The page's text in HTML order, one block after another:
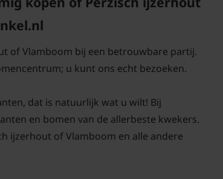
verschijnt, sieren
bomen nog in rust
de bladeren van de
spectaculaire
blikvanger in elke tuin.
of Vlamboom bij een betrouwbare partij.
u kunt ons echt bezoeken.
dat is natuurlijk wat u wilt! Bij
en bomen van de allerbeste kwekers.
ijzerhout of Vlamboom en alle andere